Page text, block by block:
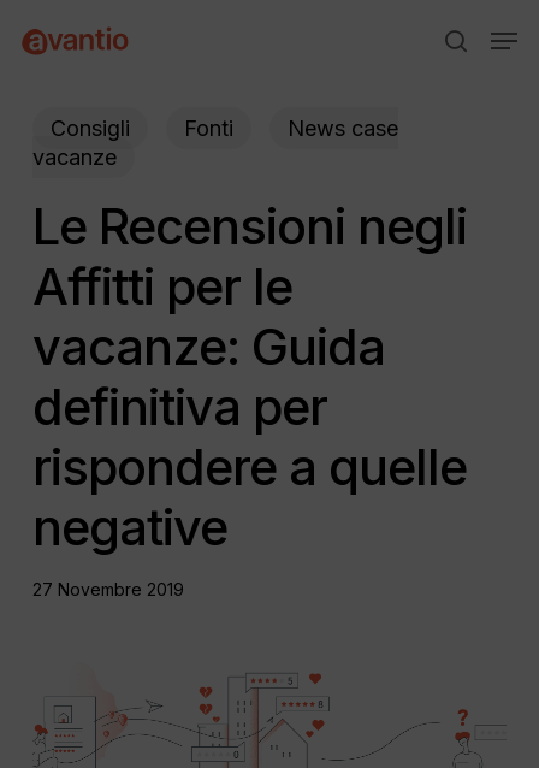
search
Consigli Fonti
News case
vacanze
Le Recensioni negli
Affitti per le
vacanze: Guida
definitiva per
rispondere a quelle
negative
27 Novembre 2019